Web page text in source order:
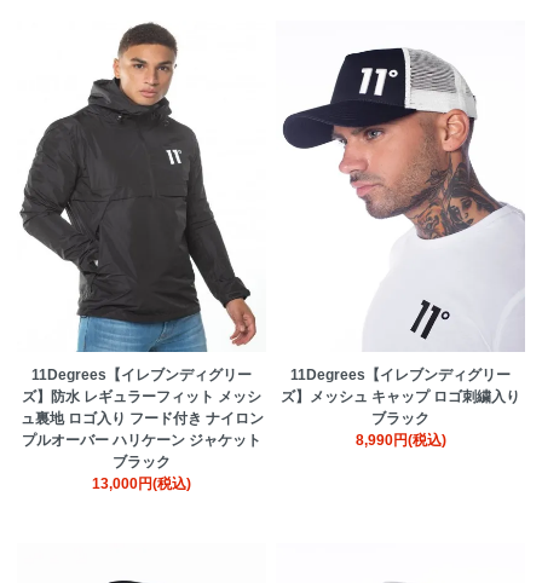
11Degrees【イレブンディグリー
ズ】防水 レギュラーフィット メッシ
ュ裏地 ロゴ入り フード付き ナイロン
プルオーバー ハリケーン ジャケット
ブラック
13,000円(税込)
11Degrees【イレブンディグリー
ズ】メッシュ キャップ ロゴ刺繍入り
ブラック
8,990円(税込)